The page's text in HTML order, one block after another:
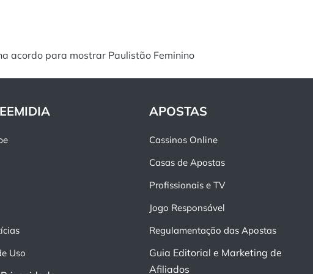
acordo para mostrar Paulistão Feminino
Uso
APOSTAS
Cassinos Online
Casas de Apostas
Profissionais e TV
Jogo Responsável
Regulamentação das Apostas
Guia Editorial e Marketing de
Afiliados